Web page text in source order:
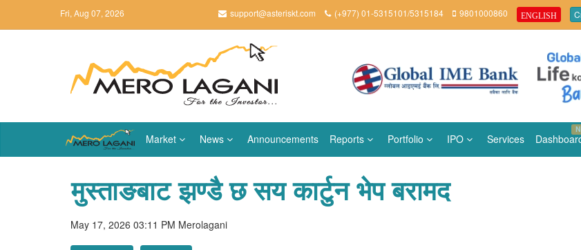
Fri, Aug 07, 2026 support@asteriskt.com (+977) 01-5315101/5315184 9801000860 ENGLISH
Market News Announcements Reports Portfolio IPO Services
मुस्ताङबाट झण्डै छ सय कार्टुन भेप बरामद
May 17, 2026 03:11 PM Merolagani